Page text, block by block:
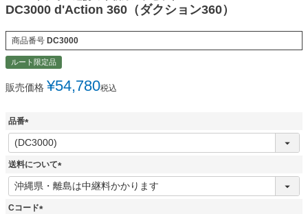
DC3000 d'Action 360（ダクション360）
商品番号 DC3000
ルート限定品
販売価格 ¥54,780税込
品番
(
必
須
送料について
(
必
Cコード